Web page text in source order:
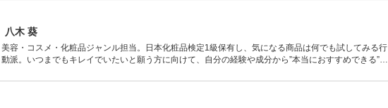
八木 葵
美容・コスメ・化粧品ジャンル担当。日本化粧品検定1級保有し、気になる商品は何でも試してみる行
動派。いつまでもキレイでいたいと願う方に向けて、自分の経験や成分から”本当におすすめできる”も